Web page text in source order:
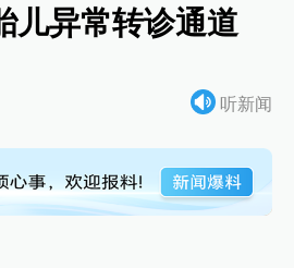
儿异常转诊通道
听新闻